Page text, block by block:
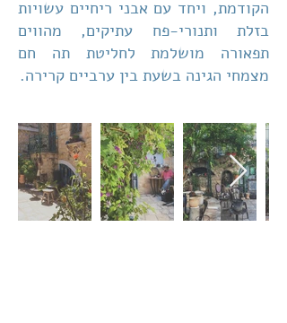
הקודמת, ויחד עם אבני ריחיים עשויות
בזלת ותנורי-פח עתיקים, מהווים
תפאורה מושלמת לחליטת תה חם
מצמחי הגינה בשעת בין ערביים קרירה.